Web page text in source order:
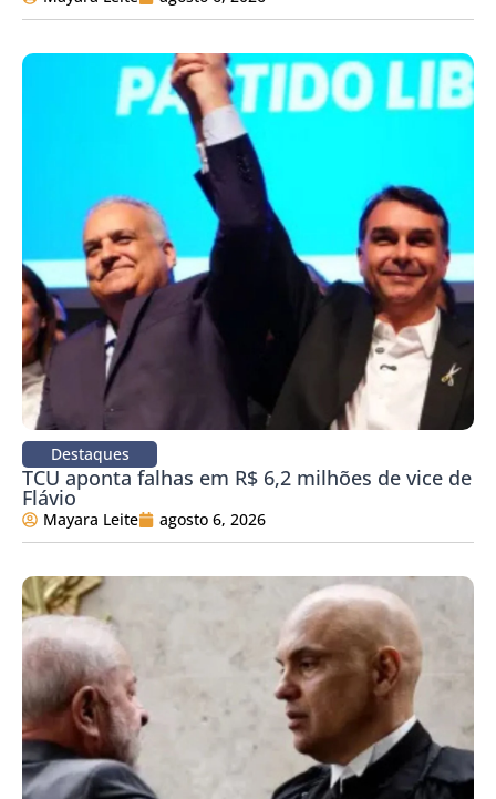
Destaques
TCU aponta falhas em R$ 6,2 milhões de vice de
Flávio
Mayara Leite agosto 6, 2026